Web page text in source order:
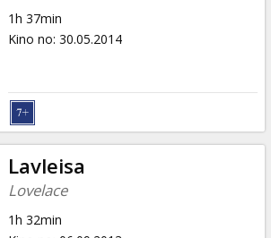
1h 37min
Kino no: 30.05.2014
Lavleisa
Lovelace
1h 32min